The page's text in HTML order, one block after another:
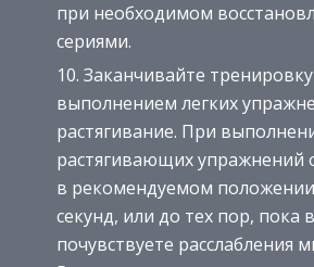
при необходимом
сериями.
Заканчивайте тренировку
выполнением легких
растягивание. При
растягивающих упражнений
в рекомендуемом
секунд, или до тех пор, пока
почувствуете расслабления